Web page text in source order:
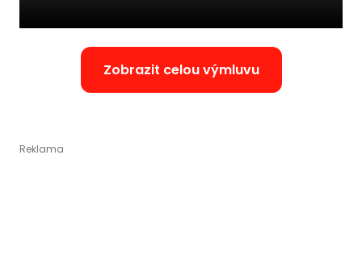
Zobrazit celou výmluvu